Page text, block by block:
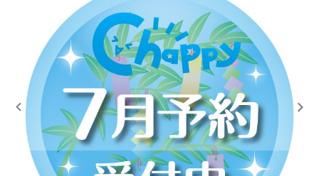
入荷スケジュールをチェック
カプセルトイマシン本体
カプセルトイ
販促用空カプセル
レンタル